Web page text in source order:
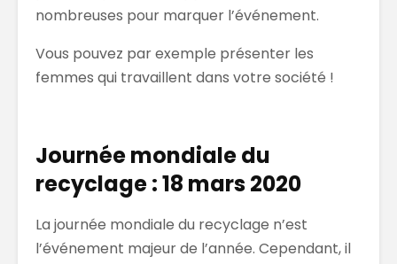
nombreuses pour marquer l’événement.
Vous pouvez par exemple présenter les
femmes qui travaillent dans votre société !
Journée mondiale du
recyclage : 18 mars 2020
La journée mondiale du recyclage n’est
l’événement majeur de l’année. Cependant, il